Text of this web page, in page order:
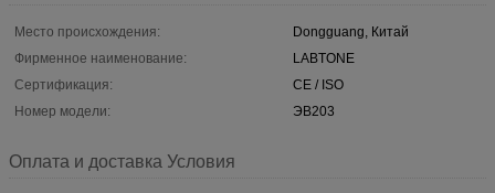
Место происхождения:
Dongguang, Китай
Фирменное наименование:
LABTONE
Сертификация:
CE / ISO
Номер модели:
ЭВ203
Оплата и доставка Условия